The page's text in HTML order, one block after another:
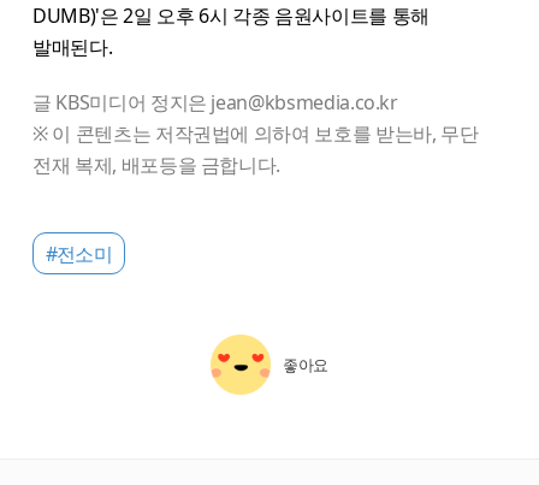
DUMB)'은 2일 오후 6시 각종 음원사이트를 통해
발매된다.
글 KBS미디어 정지은 jean@kbsmedia.co.kr
※ 이 콘텐츠는 저작권법에 의하여 보호를 받는바, 무단
전재 복제, 배포등을 금합니다.
#전소미
좋아요